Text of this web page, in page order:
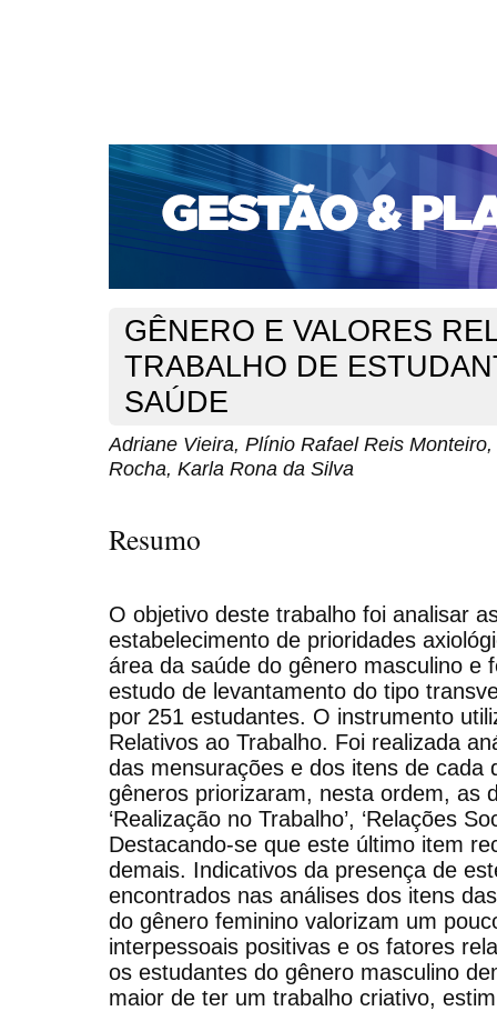
CAPA SOBRE ACESSO CADASTRO
PORTAL DE REVISTAS DA UNIFACS
SUBMISSÕES
PARA SUBMISSÃO DE ARTIGOS
TUTORIAL PARA
Capa v. 22, jan./dez. 2021>
GÊNERO E VALORES
TRABALHO DE
SAÚDE
Adriane Vieira, Plínio Rafael Reis
Rocha, Karla Rona da Silva
Resumo
O objetivo deste trabalho foi analisar
estabelecimento de prioridades
área da saúde do gênero masculino e
estudo de levantamento do tipo
por 251 estudantes. O instrumento
Relativos ao Trabalho. Foi realizada
das mensurações e dos itens de cada
gêneros priorizaram, nesta ordem, as
‘Realização no Trabalho’, ‘Relações
Destacando-se que este último item
demais. Indicativos da presença de
encontrados nas análises dos itens
do gênero feminino valorizam um
interpessoais positivas e os fatores
os estudantes do gênero masculino
maior de ter um trabalho criativo,